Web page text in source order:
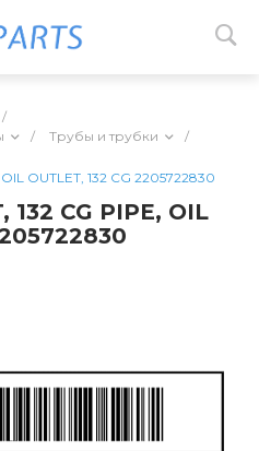
/
/ Трубы и трубки
/
OUTLET, 132 CG 2205722830
132 CG PIPE, OIL